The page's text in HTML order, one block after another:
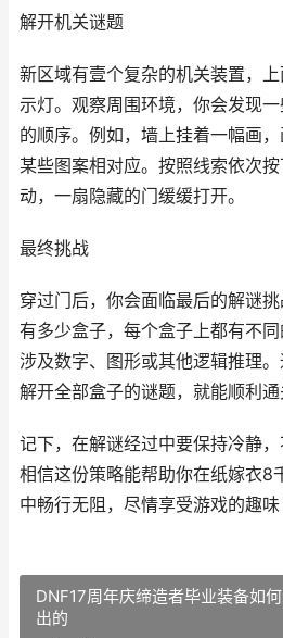
解开机关谜题
新区域有壹个复杂的机关装置，
示灯。观察周围环境，你会发现
的顺序。例如，墙上挂着一幅画
某些图案相对应。按照线索依次
动，一扇隐藏的门缓缓打开。
最终挑战
穿过门后，你会面临最后的解谜挑
有多少盒子，每个盒子上都有不
涉及数字、图形或其他逻辑推理。
解开全部盒子的谜题，就能顺利通
记下，在解谜经过中要保持冷静，
相信这份策略能帮助你在纸嫁衣8
中畅行无阻，尽情享受游戏的趣味
DNF17周年庆缔造者毕业装备如
出的